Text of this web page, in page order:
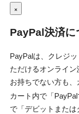
×
PayPal決済に
PayPalは、クレジ
ただけるオンライ
お持ちでない方も、
カート内で「
で「デビットまた